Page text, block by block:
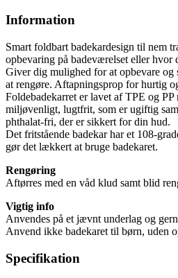
Information
Smart foldbart badekardesign til nem
opbevaring på badeværelset eller hvor
Giver dig mulighed for at opbevare og
at rengøre. Aftapningsprop for hurtig
Foldebadekarret er lavet af TPE og
miljøvenligt, lugtfrit, som er ugiftig
phthalat-fri, der er sikkert for din hud.
Det fritstående badekar har et 108-
gør det lækkert at bruge badekaret.
Rengøring
Aftørres med en våd klud samt blid
Vigtig info
Anvendes på et jævnt underlag og
Anvend ikke badekaret til børn, uden
Specifikation